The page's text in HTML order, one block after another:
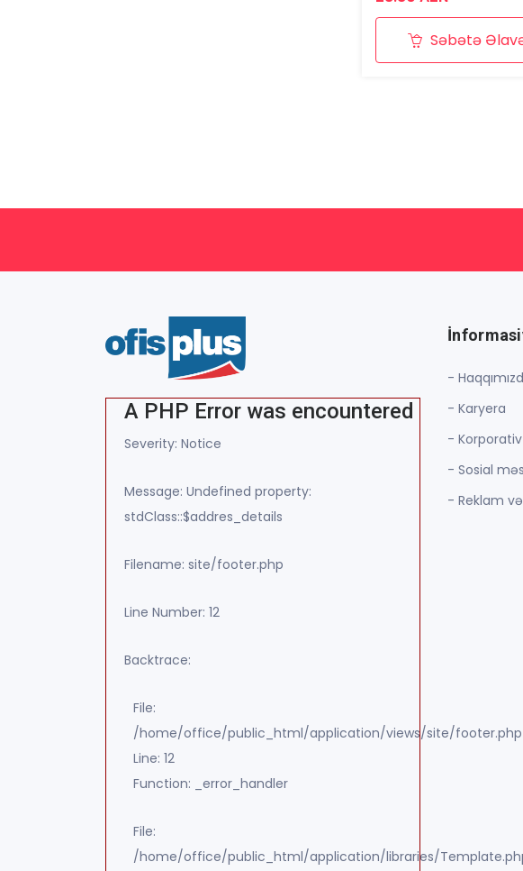
Səbətə
A PHP Error was encountered
Severity: Notice
Message: Undefined property:
stdClass::$addres_details
Filename: site/footer.php
Line Number: 12
Backtrace:
File:
/home/office/public_html/application/views/site/footer.php
Line: 12
Function: _error_handler
File:
/home/office/public_html/application/libraries/
-
- Karyera
- Korporativ
- Sosial
- Reklam